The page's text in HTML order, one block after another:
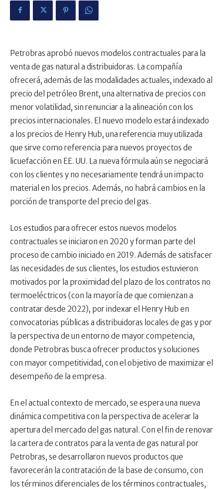
Petrobras aprobó nuevos modelos contractuales para la
venta de gas natural a distribuidoras. La compañía
ofrecerá, además de las modalidades actuales, indexado al
precio del petróleo Brent, una alternativa de precios con
menor volatilidad, sin renunciar a la alineación con los
precios internacionales. El nuevo modelo estará indexado
a los precios de Henry Hub, una referencia muy utilizada
que sirve como referencia para nuevos proyectos de
licuefacción en EE. UU. La nueva fórmula aún se negociará
con los clientes y no necesariamente tendrá un impacto
material en los precios. Además, no habrá cambios en la
porción de transporte del precio del gas.
Los estudios para ofrecer estos nuevos modelos
contractuales se iniciaron en 2020 y forman parte del
proceso de cambio iniciado en 2019. Además de satisfacer
las necesidades de sus clientes, los estudios estuvieron
motivados por la proximidad del plazo de los contratos no
termoeléctricos (con la mayoría de que comienzan a
contratar desde 2022), por indexar el Henry Hub en
convocatorias públicas a distribuidoras locales de gas y por
la perspectiva de un entorno de mayor competencia,
donde Petrobras busca ofrecer productos y soluciones
con mayor competitividad, con el objetivo de maximizar el
desempeño de la empresa.
En el actual contexto de mercado, se espera una nueva
dinámica competitiva con la perspectiva de acelerar la
apertura del mercado del gas natural. Con el fin de renovar
la cartera de contratos para la venta de gas natural por
Petrobras, se desarrollaron nuevos productos que
favorecerán la contratación de la base de consumo, con
los términos diferenciales de los términos contractuales,